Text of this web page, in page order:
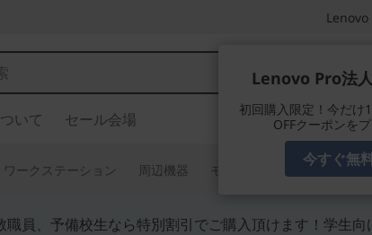
Lenovo
Lenovo Pro法
初回購入限定！今だけ
OFFクーポンを
今すぐ無
いて セール会場
ワークステーション 周辺機器 モニター タブレット
職員、予備校生なら特別割引でご購入頂けます！学生向